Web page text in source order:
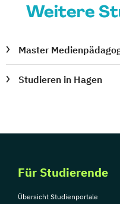
Weitere
Master
Studieren in Hagen
Für Studierende
Übersicht Studienportale